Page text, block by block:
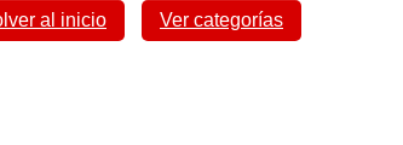
al inicio Ver categorías